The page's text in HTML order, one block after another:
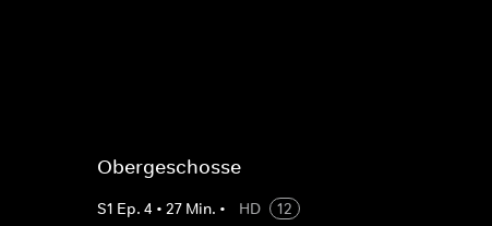
Obergeschosse
S1 Ep. 4 • 27Min. • HD
12